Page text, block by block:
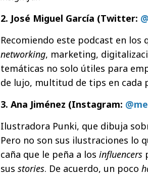
2. José Miguel García (Twitter:
Recomiendo este podcast en
networking, marketing,
temáticas no solo útiles para
de lujo, multitud de tips en cada
3. Ana Jiménez (Instagram:
Ilustradora Punki, que dibuja
Pero no son sus ilustraciones lo
caña que le peña a los influencers
sus stories. De acuerdo, un poco